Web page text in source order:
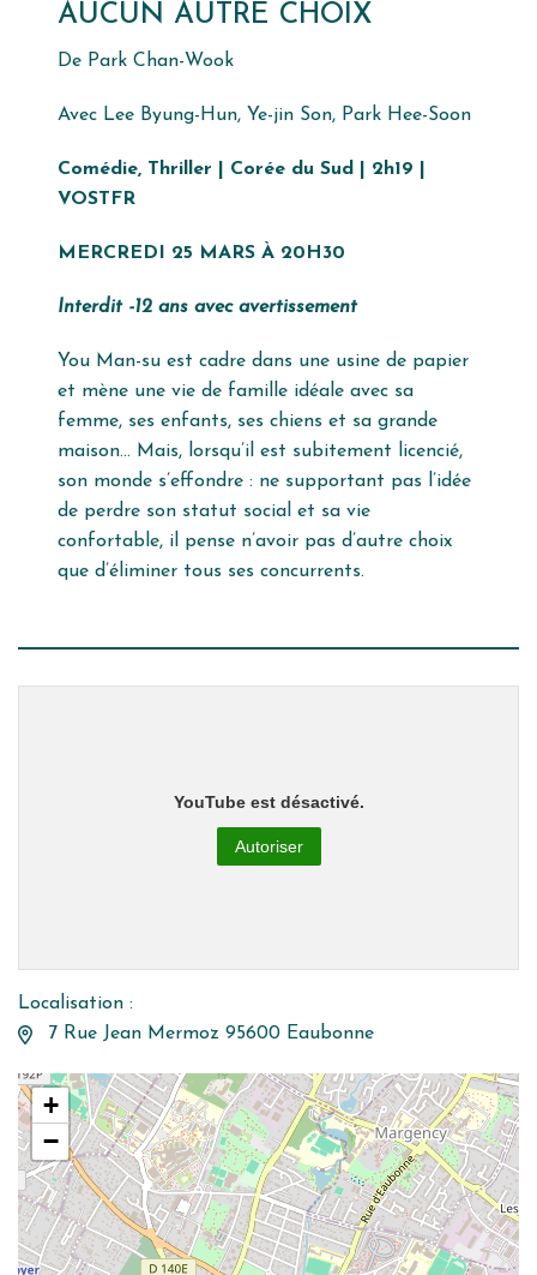
AUCUN AUTRE CHOIX
De Park Chan-Wook
Avec Lee Byung-Hun, Ye-jin Son, Park Hee-Soon
Comédie, Thriller | Corée du Sud | 2h19 |
VOSTFR
MERCREDI 25 MARS À 20H30
Interdit -12 ans avec avertissement
You Man-su est cadre dans une usine de papier
et mène une vie de famille idéale avec sa
femme, ses enfants, ses chiens et sa grande
maison… Mais, lorsqu’il est subitement licencié,
son monde s’effondre : ne supportant pas l’idée
de perdre son statut social et sa vie
confortable, il pense n’avoir pas d’autre choix
que d’éliminer tous ses concurrents.
YouTube est désactivé.
Autoriser
Localisation :
7 Rue Jean Mermoz 95600 Eaubonne
+
−